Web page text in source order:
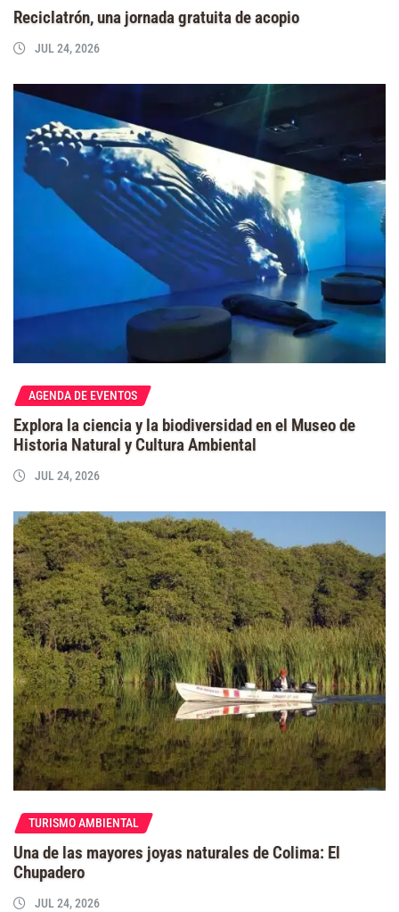
Reciclatrón, una jornada gratuita de acopio
JUL 24, 2026
AGENDA DE EVENTOS
Explora la ciencia y la biodiversidad en el Museo de
Historia Natural y Cultura Ambiental
JUL 24, 2026
TURISMO AMBIENTAL
Una de las mayores joyas naturales de Colima: El
Chupadero
JUL 24, 2026